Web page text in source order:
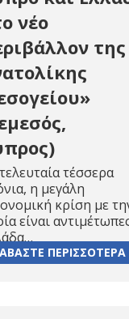
νέο
της
τέσσερα
η μεγάλη
κρίση με
είναι
ΠΕΡΙΣΣΟΤΕΡΑ